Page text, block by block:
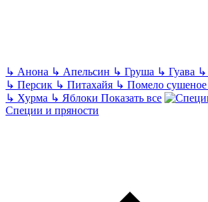
↳ Анона ↳ Апельсин ↳ Груша ↳ Гуава ↳
↳ Персик ↳ Питахайя ↳ Помело сушеное
↳ Хурма ↳ Яблоки Показать все
Специи и пряности